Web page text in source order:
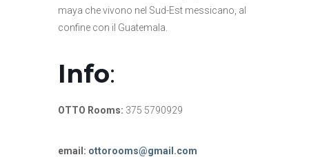
maya che vivono nel Sud-Est messicano, al
confine con il Guatemala.
Info:
OTTO Rooms: 375 5790929
email: ottorooms@gmail.com